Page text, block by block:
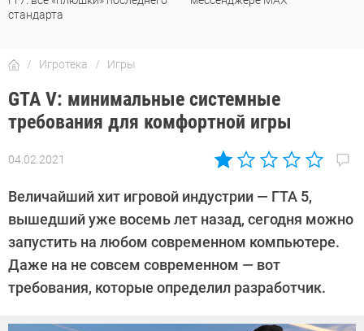
стандарта
Игротека Игры
GTA V: минимальные системные
требования для комфортной игры
04.02.2021
Автор:
Величайший хит игровой индустрии — ГТА 5,
вышедший уже восемь лет назад, сегодня можно
запустить на любом современном компьютере.
Даже на не совсем современном — вот
требования, которые определил разработчик.